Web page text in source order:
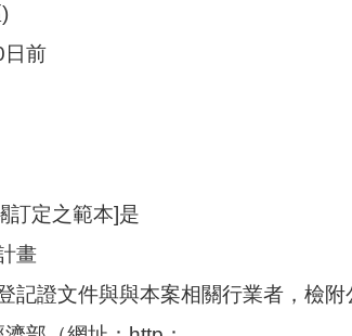
日前
訂定之範本]是
畫
記證文件與與本案相關行業者，檢